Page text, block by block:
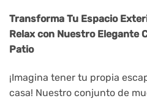
Transforma Tu Espacio
Relax con Nuestro Elegante
Patio
¡Imagina tener tu propia
casa! Nuestro conjunto de